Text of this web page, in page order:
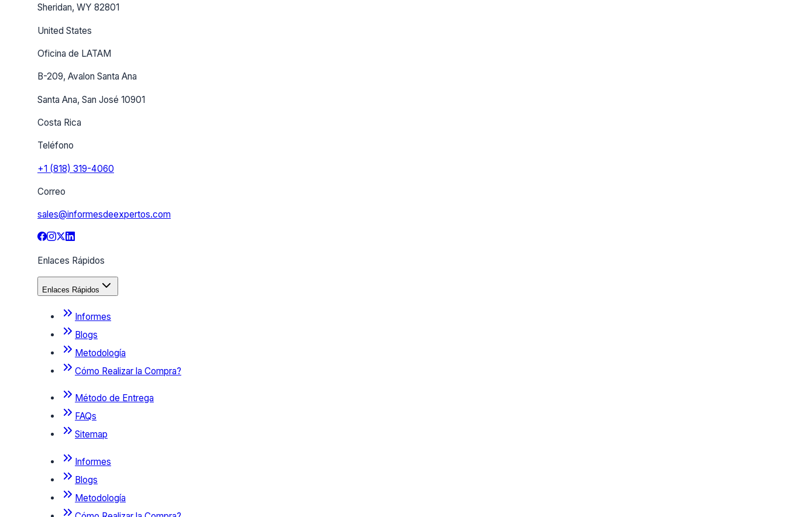
Sheridan, WY 82801
United States
Oficina de LATAM
B-209, Avalon Santa Ana
Santa Ana, San José 10901
Costa Rica
Teléfono
+1 (818) 319-4060
Correo
sales@informesdeexpertos.com
Enlaces Rápidos
Enlaces Rápidos
Informes
Blogs
Metodología
Cómo Realizar la Compra?
Método de Entrega
FAQs
Sitemap
Informes
Blogs
Metodología